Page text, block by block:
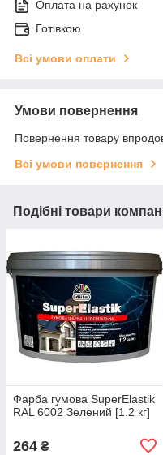
Оплата на рахунок
Готівкою
Всі умови оплати
Умови повернення
Повернення товару
Всі умови повернення
Подібні товари
Фарба гумова SuperElastik
RAL 6002 Зелений [1.2 кг]
264 ₴